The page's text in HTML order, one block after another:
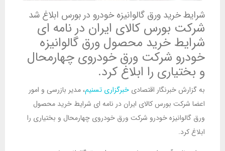
شرایط خرید ورق گالوانیزه خودرو در بورس ابلاغ شد
شرکت بورس کالای ایران در نامه ای
شرایط خرید محصول ورق گالوانیزه
خودرو شرکت ورق خودروی چهارمحال
و بختیاری را ابلاغ کرد.
به گزارش خبرنگار اقتصادی خبرگزاری تسنیم، مدیر بازرسی و امور
اعضا شرکت بورس کالای ایران در نامه ای شرایط خرید محصول
ورق گالوانیزه خودرو شرکت ورق خودروی چهارمحال و بختیاری را
ابلاغ کرد.